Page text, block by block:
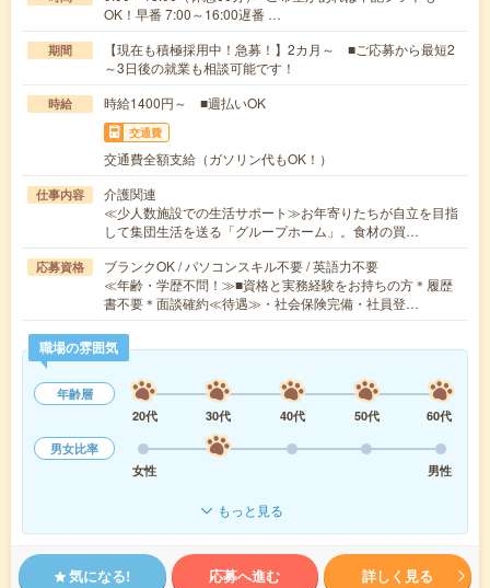
OK！早番 7:00～16:00遅番 …
期間
【現在も積極採用中！急募！】2カ月～ ■ご応募から最短2
～3日後の就業も相談可能です！
時給 時給1400円～ ■週払いOK
交通費
交通費全額支給（ガソリン代もOK！）
仕事内容
介護関連
≪少人数施設での生活サポート≫お年寄りたちが自立を目指
して集団生活を送る「グループホーム」。食材の買…
応募資格
ブランクOK / パソコンスキル不要 / 英語力不要
≪年齢・学歴不問！≫■資格と実務経験をお持ちの方＊履歴
書不要＊面談確約≪待遇≫・社会保険完備・社員登…
職場の雰囲気
年齢層
20代
30代 40代 50代
60代
男女比率
女性
男性
もっと見る
気になる! 応募へ進む 詳しく見る